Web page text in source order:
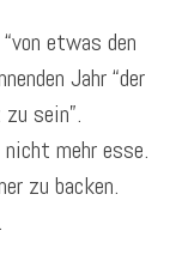
etwas den
Jahr “der
sein”.
mehr esse.
zu backen.